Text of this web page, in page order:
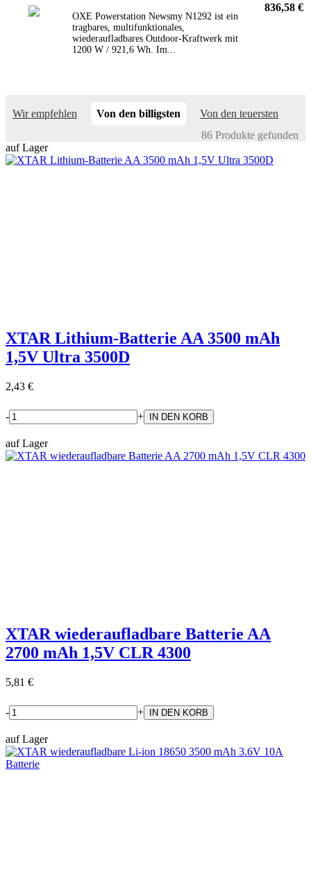
OXE Powerstation Newsmy N1292 ist ein
tragbares, multifunktionales,
wiederaufladbares Outdoor-Kraftwerk mit
1200 W / 921,6 Wh. Im...
836,58 €
Wir empfehlen Von den billigsten
Von den teuersten
86 Produkte gefunden
auf Lager
XTAR Lithium-Batterie AA 3500 mAh
1,5V Ultra 3500D
2,43 €
- +
auf Lager
XTAR wiederaufladbare Batterie AA
2700 mAh 1,5V CLR 4300
5,81 €
- +
auf Lager